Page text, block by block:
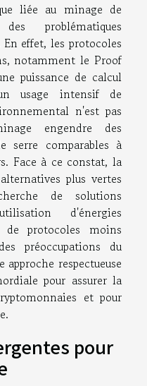
liée au minage de
problématiques
effet, les protocoles
notamment le Proof
puissance de calcul
usage intensif de
n'est pas
engendre des
serre comparables à
Face à ce constat, la
plus vertes
de solutions
d'énergies
de protocoles moins
préoccupations du
respectueuse
pour assurer la
et pour
pour